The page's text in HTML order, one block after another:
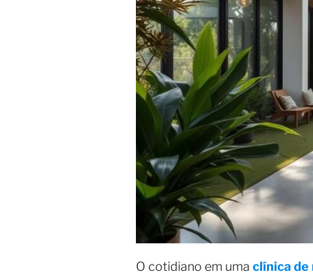
O cotidiano em uma clínica de